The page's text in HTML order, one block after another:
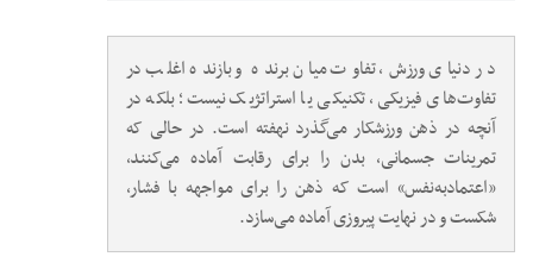
در دنیای ورزش، تفاوت میان برنده و بازنده اغلب در
تفاوت‌های فیزیکی، تکنیکی یا استراتژیک نیست؛ بلکه در
آنچه در ذهن ورزشکار می‌گذرد نهفته است. در حالی که
تمرینات جسمانی، بدن را برای رقابت آماده می‌کنند،
«اعتمادبه‌نفس» است که ذهن را برای مواجهه با فشار،
شکست و در نهایت پیروزی آماده می‌سازد.